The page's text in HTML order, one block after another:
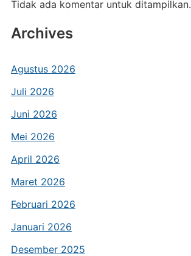
Tidak ada komentar untuk ditampilkan.
Archives
Agustus 2026
Juli 2026
Juni 2026
Mei 2026
April 2026
Maret 2026
Februari 2026
Januari 2026
Desember 2025